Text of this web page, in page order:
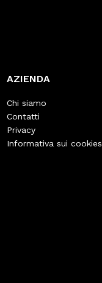
AZIENDA
Chi siamo
Contatti
Privacy
Informativa sui cookies